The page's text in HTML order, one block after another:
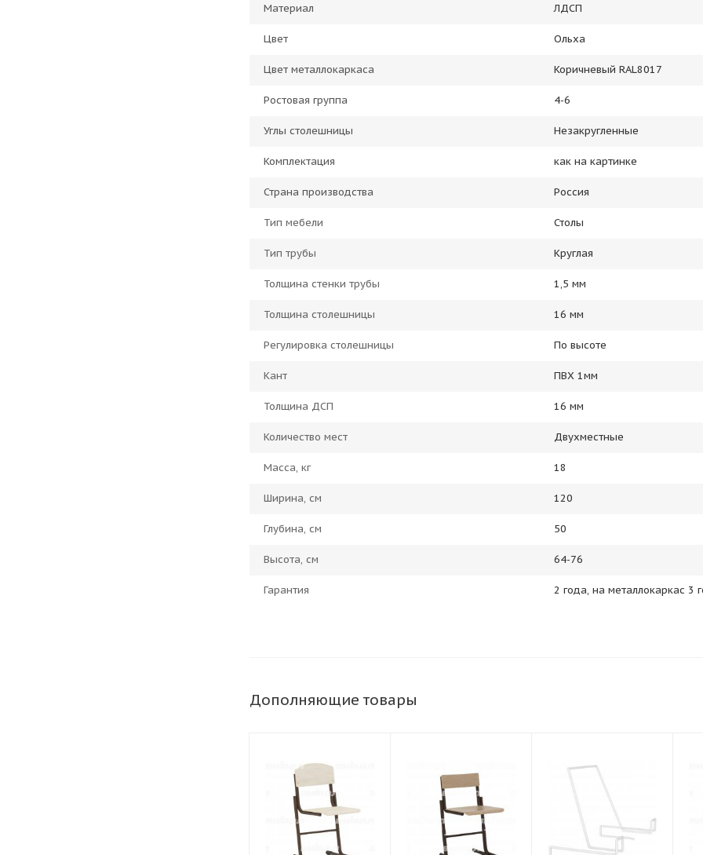
Материал ЛДСП
Цвет Ольха
Цвет металлокаркаса Коричневый RAL8017
Ростовая группа 4-6
Углы столешницы Незакругленные
Комплектация как на картинке
Страна производства Россия
Тип мебели Столы
Тип трубы Круглая
Толщина стенки трубы 1,5 мм
Толщина столешницы 16 мм
Регулировка столешницы По высоте
Кант ПВХ 1мм
Толщина ДСП 16 мм
Количество мест Двухместные
Масса, кг 18
Ширина, см 120
Глубина, см 50
Высота, см 64-76
Гарантия 2 года, на металлокаркас 3
Дополняющие товары